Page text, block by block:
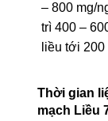
– 800 mg/
trì 400 –
liều tới 200
Thời gian
mạch Liều